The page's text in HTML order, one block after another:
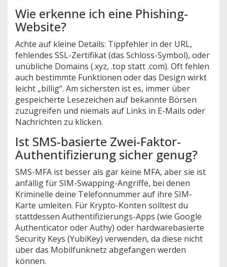
Wie erkenne ich eine Phishing-
Website?
Achte auf kleine Details: Tippfehler in der URL,
fehlendes SSL-Zertifikat (das Schloss-Symbol), oder
unübliche Domains (.xyz, .top statt .com). Oft fehlen
auch bestimmte Funktionen oder das Design wirkt
leicht „billig“. Am sichersten ist es, immer über
gespeicherte Lesezeichen auf bekannte Börsen
zuzugreifen und niemals auf Links in E-Mails oder
Nachrichten zu klicken.
Ist SMS-basierte Zwei-Faktor-
Authentifizierung sicher genug?
SMS-MFA ist besser als gar keine MFA, aber sie ist
anfällig für SIM-Swapping-Angriffe, bei denen
Kriminelle deine Telefonnummer auf ihre SIM-
Karte umleiten. Für Krypto-Konten solltest du
stattdessen Authentifizierungs-Apps (wie Google
Authenticator oder Authy) oder hardwarebasierte
Security Keys (YubiKey) verwenden, da diese nicht
über das Mobilfunknetz abgefangen werden
können.